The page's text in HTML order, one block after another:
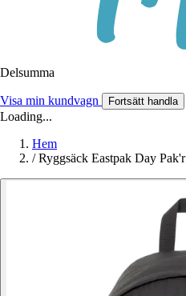
Delsumma
Visa min kundvagn Fortsätt handla
Loading...
Hem
/ Ryggsäck Eastpak Day Pak'r